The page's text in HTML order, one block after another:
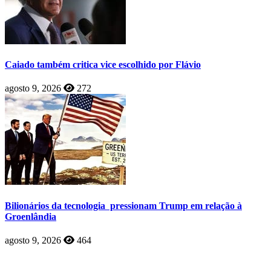
Caiado também critica vice escolhido por Flávio
agosto 9, 2026 272
Bilionários da tecnologia pressionam Trump em relação à
Groenlândia
agosto 9, 2026 464